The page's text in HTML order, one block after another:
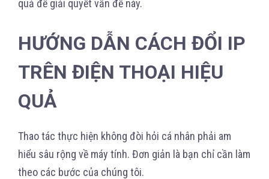
quả để giải quyết vấn đề này.
HƯỚNG DẪN CÁCH ĐỔI IP
TRÊN ĐIỆN THOẠI HIỆU
QUẢ
Thao tác thực hiện không đòi hỏi cá nhân phải am
hiểu sâu rộng về máy tính. Đơn giản là bạn chỉ cần làm
theo các bước của chúng tôi.